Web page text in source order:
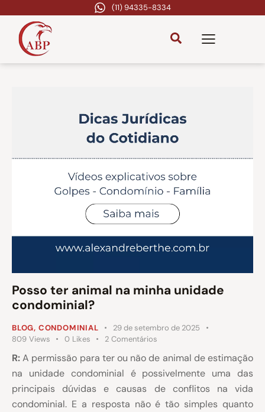
(11) 94335-8334
Posso ter animal na minha unidade
condominial?
BLOG, CONDOMINIAL
29 de setembro de 2025
809 Views 0 Likes 2 Comentários
R:A permissão para ter ou não de animal de estimação
na unidade condominial é possivelmente uma das
principais dúvidas e causas de conflitos na vida
condominial. E a resposta não é tão simples quanto